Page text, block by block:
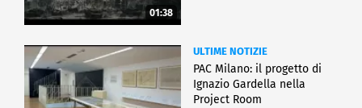
01:38
ULTIME NOTIZIE
PAC Milano: il progetto di
Ignazio Gardella nella
Project Room